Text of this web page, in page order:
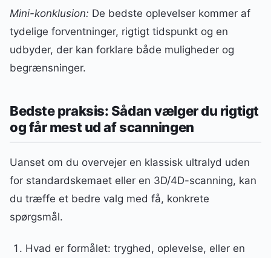
Mini-konklusion: De bedste oplevelser kommer af
tydelige forventninger, rigtigt tidspunkt og en
udbyder, der kan forklare både muligheder og
begrænsninger.
Bedste praksis: Sådan vælger du rigtigt
og får mest ud af scanningen
Uanset om du overvejer en klassisk ultralyd uden
for standardskemaet eller en 3D/4D-scanning, kan
du træffe et bedre valg med få, konkrete
spørgsmål.
Hvad er formålet: tryghed, oplevelse, eller en